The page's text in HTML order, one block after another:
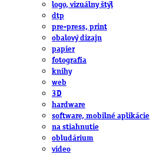
logo, vizuálny štýl
dtp
pre-press, print
obalový dizajn
papier
fotografia
knihy
web
3D
hardware
software, mobilné aplikácie
na stiahnutie
obludárium
video